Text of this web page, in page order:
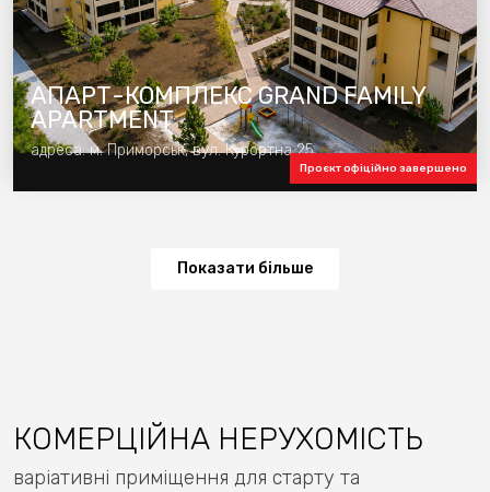
Проєкт офіційно завершено
АПАРТ-КОМПЛЕКС GRAND FAMILY
APARTMENT
адреса: м. Приморськ, вул. Курортна 25
Показати більше
КОМЕРЦІЙНА НЕРУХОМІСТЬ
варіативні приміщення для старту та